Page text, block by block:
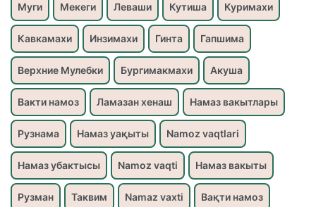
Муги Мекеги Леваши Кутиша Куримахи
Кавкамахи Инзимахи Гинта Гапшима
Верхние Мулебки Бургимакмахи Акуша
Вакти намоз Ламазан хенаш Намаз вакытлары
Рузнама Намаз уақыты Namoz vaqtlari
Намаз убактысы Namoz vaqti Намаз вакыты
Рузман Таквим Namaz vaxti Вақти намоз